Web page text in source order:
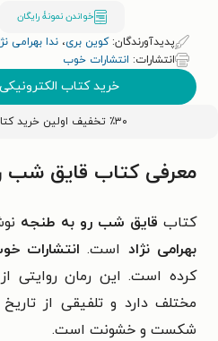
خواندن نمونۀ رایگان
پدیدآورندگان:کوین بری، ندا بهرامی
انتشارات: انتشارات خوب
خرید کتاب الکترونیکی
٪۳۰ تخفیف اولین خرید کتاب با کد
معرفی کتاب قایق شب
کتاب قایق شب رو به طنجه
بهرامی نژاد است. انتشارات
کرده است. این رمان روایتی
مختلف دارد و تلفیقی از
شکست و خشونت است.